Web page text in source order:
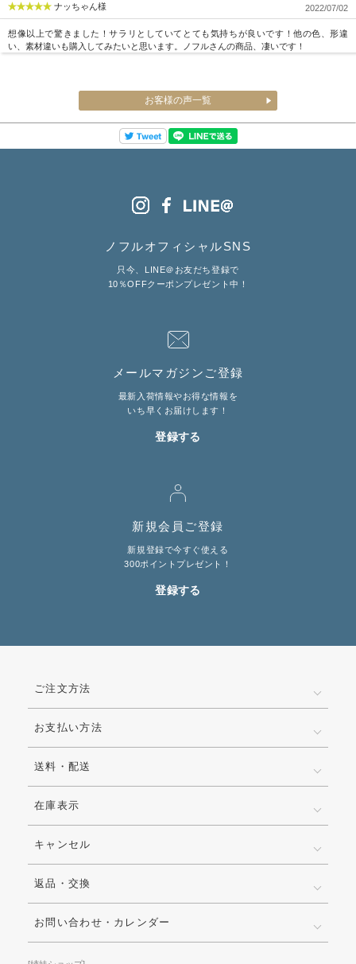
ナッちゃん様 2022/07/02
想像以上で驚きました！サラリとしていてとても気持ちが良いです！他の色、形違
い、素材違いも購入してみたいと思います。ノフルさんの商品、凄いです！
お客様の声一覧
ノフルオフィシャルSNS
只今、LINE＠お友だち登録で
10％OFFクーポンプレゼント中！
メールマガジンご登録
最新入荷情報やお得な情報を
いち早くお届けします！
登録する
新規会員ご登録
新規登録で今すぐ使える
300ポイントプレゼント！
登録する
ご注文方法
お支払い方法
送料・配送
在庫表示
キャンセル
返品・交換
お問い合わせ・カレンダー